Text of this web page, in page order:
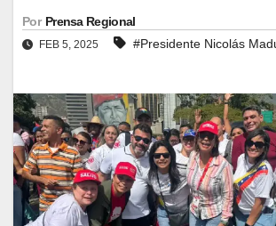
Por Prensa Regional
FEB 5, 2025 #Presidente Nicolás